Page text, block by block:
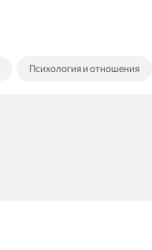
Психология и отношения